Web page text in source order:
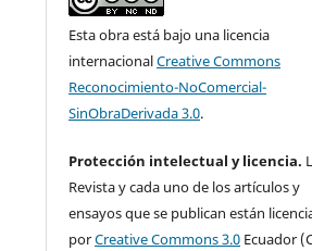
Esta obra está bajo una licencia
internacionalCreative Commons
Reconocimiento-NoComercial-
SinObraDerivada 3.0.
Protección intelectual y licencia.
Revista y cada uno de los artículos y
ensayos que se publican están
porCreative Commons 3.0 Ecuador